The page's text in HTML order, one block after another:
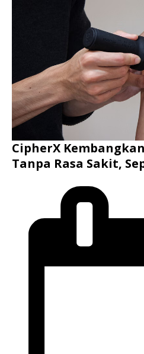
CipherX
Tanpa Rasa Sakit,